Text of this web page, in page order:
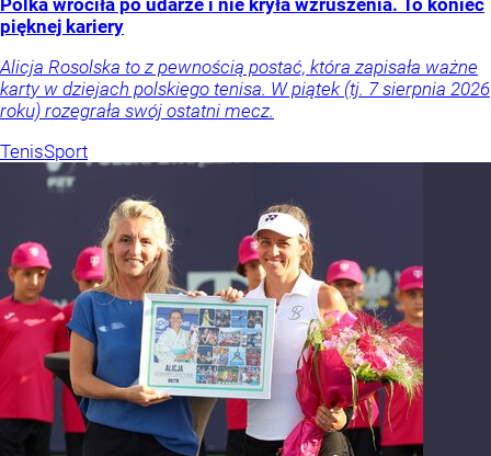
Polka wróciła po udarze i nie kryła wzruszenia. To koniec
pięknej kariery
Alicja Rosolska to z pewnością postać, która zapisała ważne
karty w dziejach polskiego tenisa. W piątek (tj. 7 sierpnia 2026
roku) rozegrała swój ostatni mecz.
TenisSport